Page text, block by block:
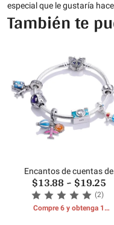
especial que le gustaría
También te
Encantos de cuentas de
tema de viaje
$13.88~$19.25
(2)
Compre 6 y obtenga 1